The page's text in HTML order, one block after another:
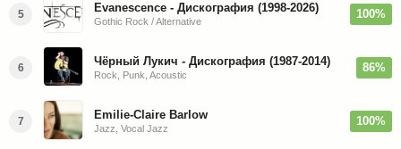
5 Evanescence - Дискография (1998-2026)
Gothic Rock / Alternative
100%
6 Чёрный Лукич - Дискография (1987-2014)
Rock, Punk, Acoustic
86%
7 Emilie-Claire Barlow
Jazz, Vocal Jazz
100%